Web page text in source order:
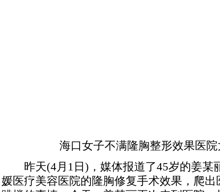
海口女子不满隆胸整形效果医院
昨天(4月1日)，媒体报道了45岁的姜某
媛医疗美容医院的隆胸修复手术效果，爬